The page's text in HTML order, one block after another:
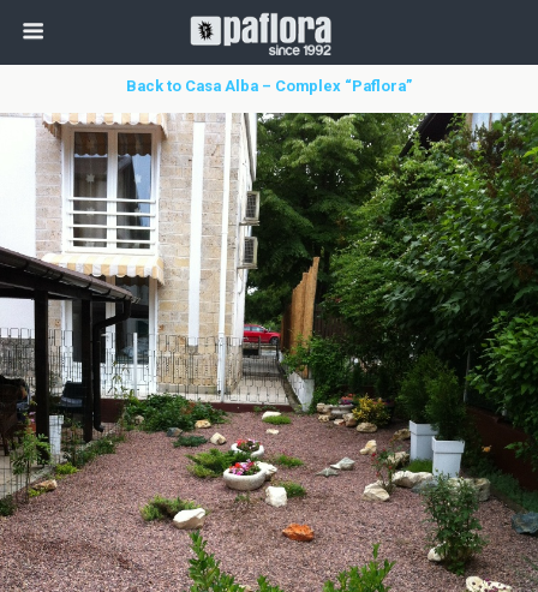
Back to Casa Alba – Complex “Paflora”